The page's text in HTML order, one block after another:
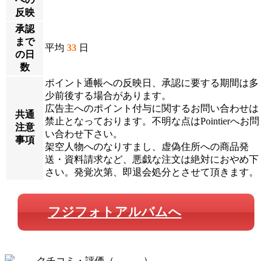
反映
承認
まで
の日
数
平均 33 日
共通
注意
事項
ポイント通帳への反映日、承認に要する期間は多
少前後する場合があります。
広告主へのポイント付与に関するお問い合わせは
禁止となっております。不明な点はPointierへお問
い合わせ下さい。
架空人物へのなりすまし、虚偽住所への商品発
送・資料請求など、悪戯な注文は絶対におやめ下
さい。発覚次第、即退会処分とさせて頂きます。
フジフォトアルバムへ